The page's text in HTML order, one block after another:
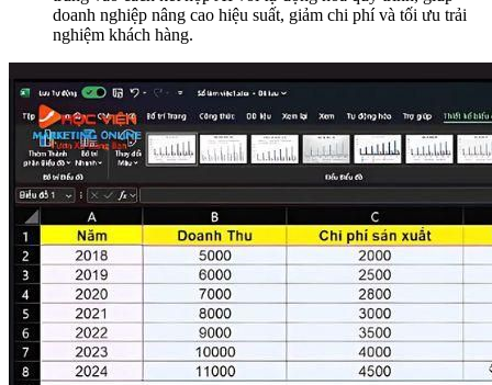
doanh nghiệp nâng cao hiệu suất, giảm chi phí và tối ưu trải
nghiệm khách hàng.